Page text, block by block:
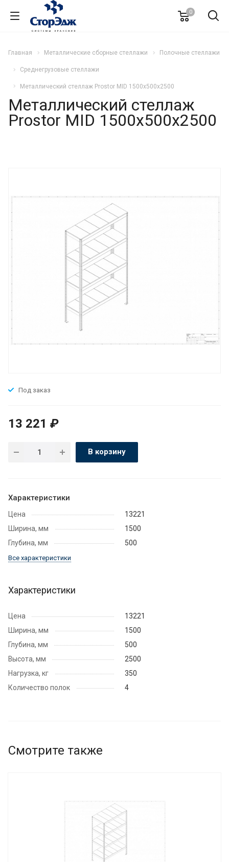
0
Главная Металлические сборные стеллажи Полочные стеллажи
Среднегрузовые стеллажи
Металлический стеллаж Prostor MID 1500x500x2500
Металлический стеллаж
Prostor MID 1500x500x2500
Под заказ
13 221 ₽
В корзину
Характеристики
Цена
13221
Ширина, мм
1500
Глубина, мм
500
Все характеристики
Характеристики
Цена
13221
Ширина, мм
1500
Глубина, мм
500
Высота, мм
2500
Нагрузка, кг
350
Количество полок
4
Смотрите также